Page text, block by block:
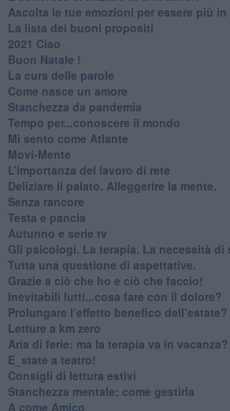
​Ascolta le tue emozioni per essere più in
​La lista dei buoni propositi
2021 Ciao
Buon Natale !
​La cura delle parole
​Come nasce un amore
Stanchezza da pandemia
​Tempo per...conoscere il mondo
​Mi sento come Atlante
​Movi-Mente
​L’importanza del lavoro di rete
​Deliziare il palato. Alleggerire la mente.
​Senza rancore
​Testa e pancia
​Autunno e serie tv
​Gli psicologi. La terapia. La necessità di
​Tutta una questione di aspettative.
​Grazie a ciò che ho e ciò che faccio!
​Inevitabili lutti...cosa fare con il dolore?
Prolungare l’effetto benefico
​Letture a km zero
​Aria di ferie: ma la terapia va in vacanza?
​E_state a teatro!
​Consigli di lettura estivi
​Stanchezza mentale: come gestirla
​A come Amico